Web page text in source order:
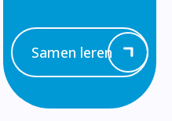
Samen leren